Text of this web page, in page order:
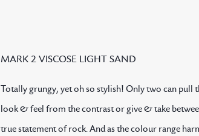
MARK 2 VISCOSE LIGHT SAND
Totally grungy, yet oh so stylish! Only two can pull
look & feel from the contrast or give & take
true statement of rock. And as the colour range